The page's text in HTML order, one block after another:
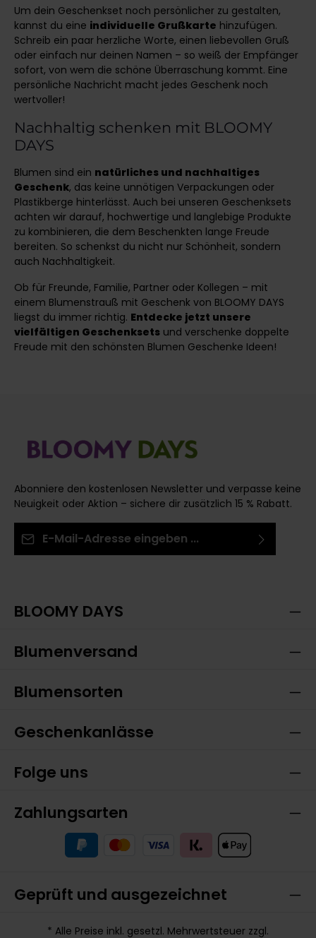
Um dein Geschenkset noch persönlicher zu gestalten,
kannst du eine individuelle Grußkarte hinzufügen.
Schreib ein paar herzliche Worte, einen liebevollen Gruß
oder einfach nur deinen Namen – so weiß der Empfänger
sofort, von wem die schöne Überraschung kommt. Eine
persönliche Nachricht macht jedes Geschenk noch
wertvoller!
Nachhaltig schenken mit BLOOMY
DAYS
Blumen sind ein natürliches und nachhaltiges
Geschenk, das keine unnötigen Verpackungen oder
Plastikberge hinterlässt. Auch bei unseren Geschenksets
achten wir darauf, hochwertige und langlebige Produkte
zu kombinieren, die dem Beschenkten lange Freude
bereiten. So schenkst du nicht nur Schönheit, sondern
auch Nachhaltigkeit.
Ob für Freunde, Familie, Partner oder Kollegen – mit
einem Blumenstrauß mit Geschenk von BLOOMY DAYS
liegst du immer richtig. Entdecke jetzt unsere
vielfältigen Geschenksets und verschenke doppelte
Freude mit den schönsten Blumen Geschenke Ideen!
Abonniere den kostenlosen Newsletter und verpasse keine
Neuigkeit oder Aktion – sichere dir zusätzlich 15 % Rabatt.
BLOOMY DAYS
Blumenversand
Blumensorten
Geschenkanlässe
Folge uns
Zahlungsarten
Geprüft und ausgezeichnet
* Alle Preise inkl. gesetzl. Mehrwertsteuer zzgl.